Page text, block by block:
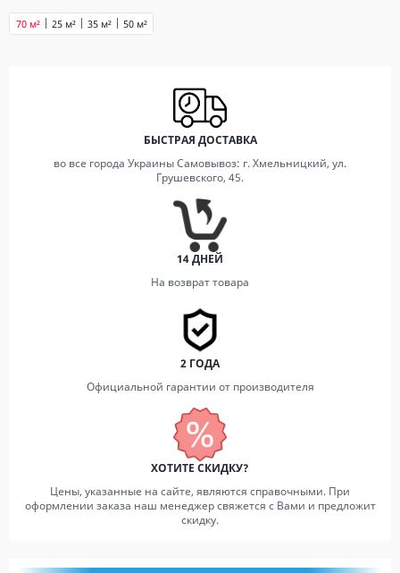
25 м² 35 м² 50 м²
70 м²
БЫСТРАЯ ДОСТАВКА
во все города Украины Самовывоз: г. Хмельницкий, ул.
Грушевского, 45.
14 ДНЕЙ
На возврат товара
2 ГОДА
Официальной гарантии от производителя
ХОТИТЕ СКИДКУ?
Цены, указанные на сайте, являются справочными. При
оформлении заказа наш менеджер свяжется с Вами и предложит
скидку.